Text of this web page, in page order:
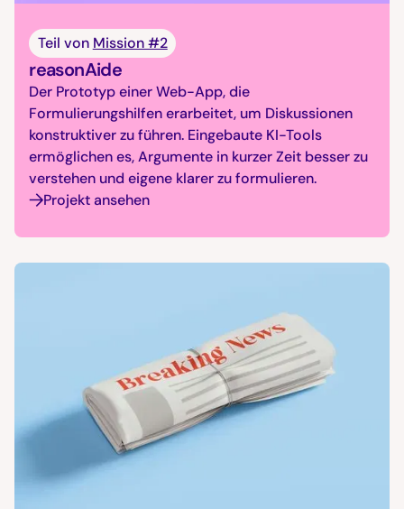
Teil von Mission #2
reasonAide
Der Prototyp einer Web-App, die
Formulierungshilfen erarbeitet, um Diskussionen
konstruktiver zu führen. Eingebaute KI-Tools
ermöglichen es, Argumente in kurzer Zeit besser zu
verstehen und eigene klarer zu formulieren.
Projekt ansehen